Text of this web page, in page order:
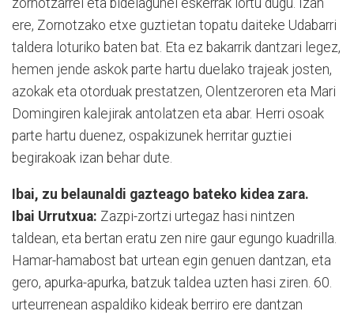
zornotzarrei eta bidelagunei eskerrak lortu dugu. Izan
ere, Zornotzako etxe guztietan topatu daiteke Udabarri
taldera loturiko baten bat. Eta ez bakarrik dantzari legez,
hemen jende askok parte hartu duelako trajeak josten,
azokak eta otorduak prestatzen, Olentzeroren eta Mari
Domingiren kalejirak antolatzen eta abar. Herri osoak
parte hartu duenez, ospakizunek herritar guztiei
begirakoak izan behar dute.
Ibai, zu belaunaldi gazteago bateko kidea zara.
Ibai Urrutxua: Zazpi-zortzi urtegaz hasi nintzen
taldean, eta bertan eratu zen nire gaur egungo kuadrilla.
Hamar-hamabost bat urtean egin genuen dantzan, eta
gero, apurka-apurka, batzuk taldea uzten hasi ziren. 60.
urteurrenean aspaldiko kideak berriro ere dantzan